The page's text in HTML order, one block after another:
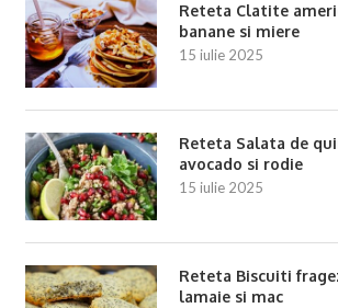
Reteta Clatite
banane si miere
15 iulie 2025
Reteta Salata de
avocado si rodie
15 iulie 2025
Reteta Biscuiti
lamaie si mac